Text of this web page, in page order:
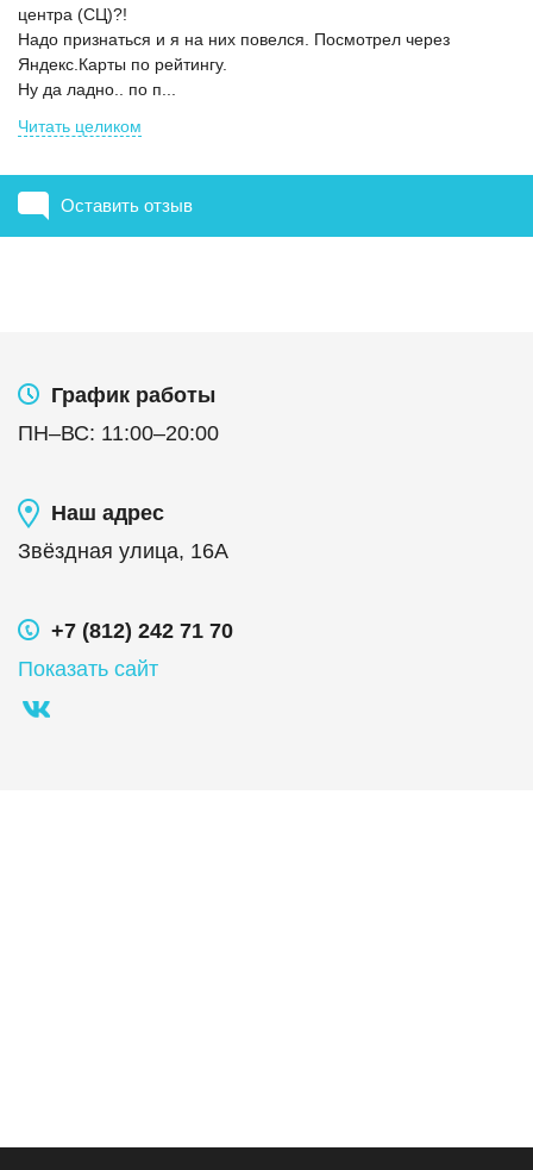
центра (СЦ)?!
Надо признаться и я на них повелся. Посмотрел через
Яндекс.Карты по рейтингу.
Ну да ладно.. по п...
Читать целиком
Оставить отзыв
График работы
ПН–ВС: 11:00–20:00
Наш адрес
Звёздная улица, 16А
+7 (812) 242 71 70
Показать сайт